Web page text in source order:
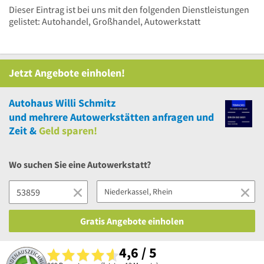
Dieser Eintrag ist bei uns mit den folgenden Dienstleistungen
gelistet: Autohandel, Großhandel, Autowerkstatt
Jetzt Angebote einholen!
Autohaus Willi Schmitz
und mehrereAutowerkstätten anfragen und
Zeit &Geld sparen!
Wo suchen Sie eine Autowerkstatt?
Gratis Angebote einholen
4,6 / 5